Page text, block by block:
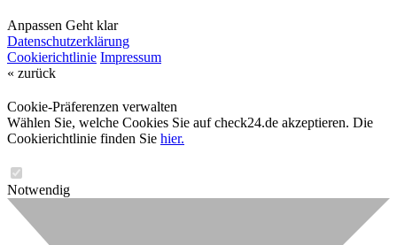
Anpassen Geht klar
Datenschutzerklärung
Cookierichtlinie Impressum
« zurück
Cookie-Präferenzen verwalten
Wählen Sie, welche Cookies Sie auf check24.de akzeptieren. Die
Cookierichtlinie finden Sie hier.
Notwendig